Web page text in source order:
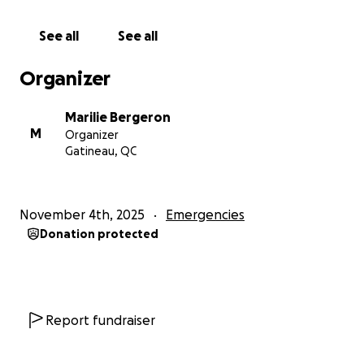
différence pour cette famille qui traverse l’une des
contribuer, selon vos moyens, à les aider à se relever.
Votre solidarité est leur lumière dans ce moment
See all See all
Organizer
M
Marilie Bergeron
Organizer
Gatineau, QC
November 4th, 2025 Emergencies
Donation protected
Report fundraiser